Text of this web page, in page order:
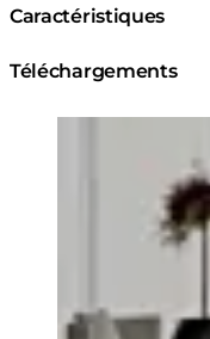
Caractéristiques
Téléchargements